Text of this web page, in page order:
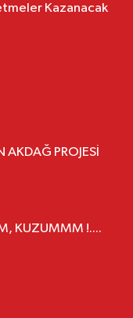
Kazanacak
AKDAĞ PROJESİ
KUZUMMM !....